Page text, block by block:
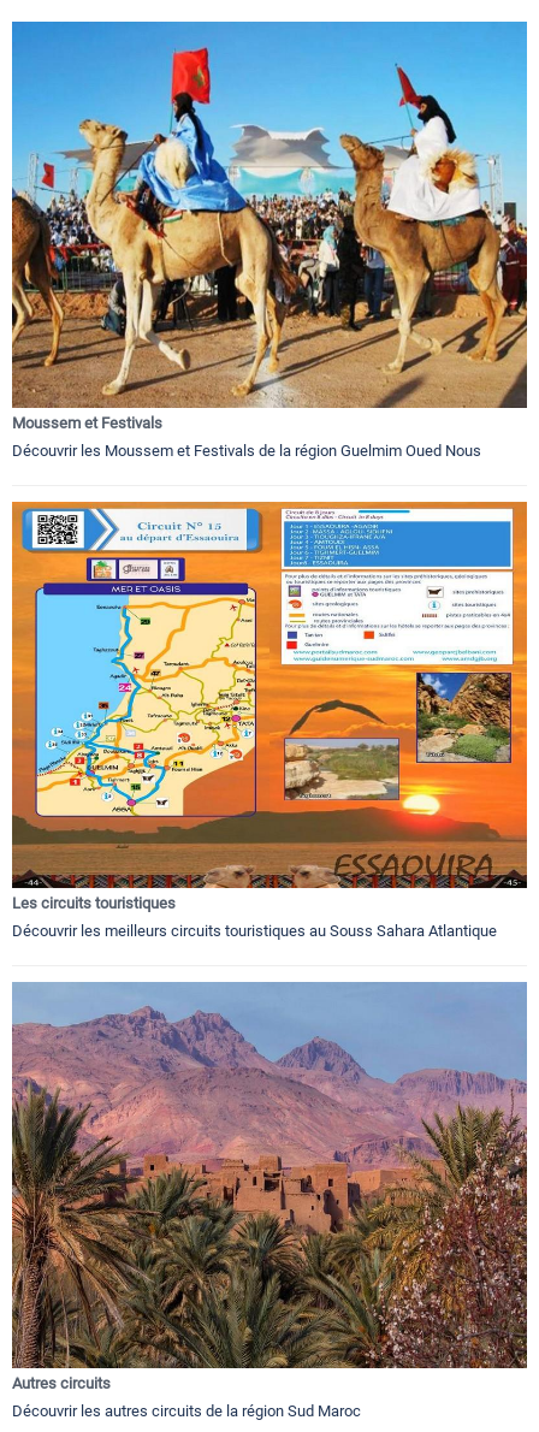
Moussem et Festivals
Découvrir les Moussem et Festivals de la région Guelmim Oued Nous
Les circuits touristiques
Découvrir les meilleurs circuits touristiques au Souss Sahara Atlantique
Autres circuits
Découvrir les autres circuits de la région Sud Maroc